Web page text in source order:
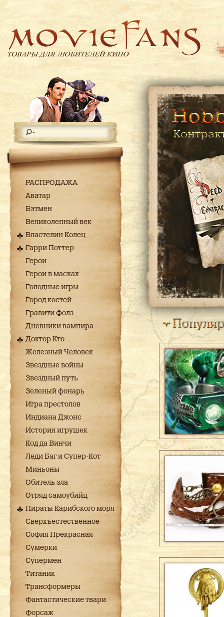
РАСПРОДАЖА
Аватар
Бэтмен
Великолепный век
Властелин Колец
Гарри Поттер
Герои
Герои в масках
Голодные игры
Город костей
Гравити Фолз
Дневники вампира
Доктор Кто
Железный Человек
Звездные войны
Звездный путь
Зеленый фонарь
Игра престолов
Индиана Джонс
История игрушек
Код да Винчи
Леди Баг и Супер-Кот
Миньоны
Обитель зла
Отряд самоубийц
Пираты Карибского моря
Сверхъестественное
София Прекрасная
Сумерки
Супермен
Титаник
Трансформеры
Фантастические твари
Форсаж